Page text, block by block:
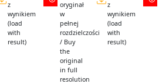
z
wynikiem
(load
with
result)
oryginał
w
pełnej
rozdzielczości
/ Buy
the
original
in full
resolution
z
wynikiem
(load
with
result)